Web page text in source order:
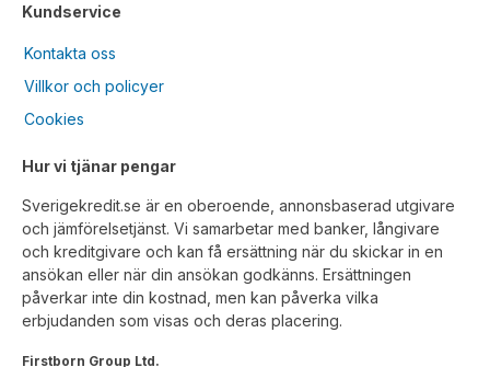
Kundservice
Kontakta oss
Villkor och policyer
Cookies
Hur vi tjänar pengar
Sverigekredit.se är en oberoende, annonsbaserad utgivare
och jämförelsetjänst. Vi samarbetar med banker, långivare
och kreditgivare och kan få ersättning när du skickar in en
ansökan eller när din ansökan godkänns. Ersättningen
påverkar inte din kostnad, men kan påverka vilka
erbjudanden som visas och deras placering.
Firstborn Group Ltd.